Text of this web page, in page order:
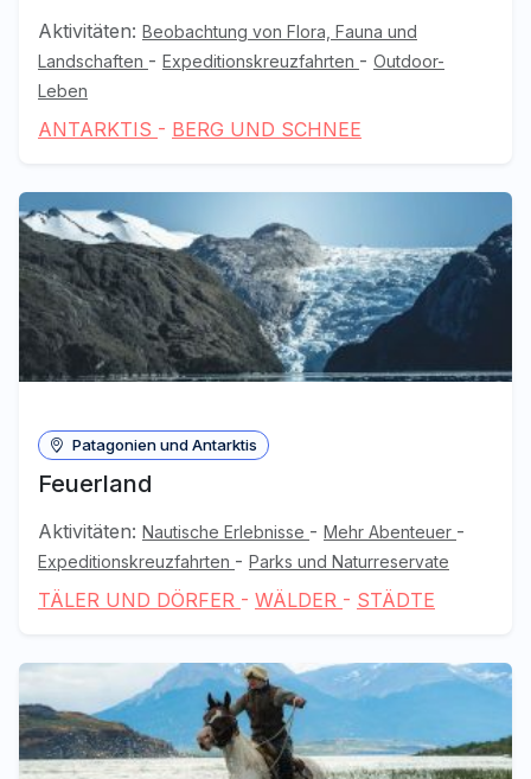
Aktivitäten: Beobachtung von Flora, Fauna und
Landschaften - Expeditionskreuzfahrten - Outdoor-
Leben
ANTARKTIS - BERG UND SCHNEE
Patagonien und Antarktis
Feuerland
Aktivitäten: Nautische Erlebnisse - Mehr Abenteuer -
Expeditionskreuzfahrten - Parks und Naturreservate
TÄLER UND DÖRFER - WÄLDER - STÄDTE